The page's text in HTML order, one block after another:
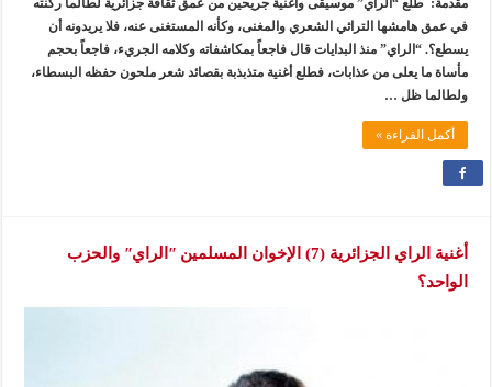
مقدمة: طلع “الراي” موسيقى وأغنية جريحين من عمق ثقافة جزائرية لطالما ركنته
في عمق هامشها التراثي الشعري والمغنى، وكأنه المستغنى عنه، فلا يريدونه أن
يسطع؟. “الراي” منذ البدايات قال فاجعاً بمكاشفاته وكلامه الجريء، فاجعاً بحجم
مأساة ما يعلى من عذابات، فطلع أغنية متذبذبة بقصائد شعر ملحون حفظه البسطاء،
ولطالما ظل …
أكمل القراءة »
أغنية الراي الجزائرية (7) الإخوان المسلمين ʺالرايʺ والحزب
الواحد؟